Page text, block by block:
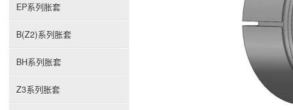
EP系列胀套
B(Z2)系列胀套
BH系列胀套
Z3系列胀套